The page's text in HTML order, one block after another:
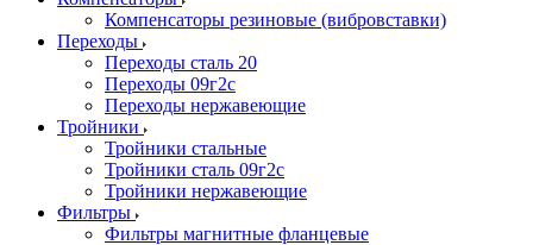
Компенсаторы резиновые (вибровставки)
Переходы
Переходы сталь 20
Переходы 09г2с
Переходы нержавеющие
Тройники
Тройники стальные
Тройники сталь 09г2с
Тройники нержавеющие
Фильтры
Фильтры магнитные фланцевые